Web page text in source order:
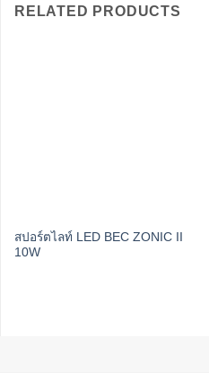
RELATED PRODUCTS
สปอร์ตไลท์ LED BEC ZONIC II
10W